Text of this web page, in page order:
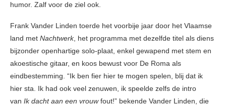
humor. Zalf voor de ziel ook.
Frank Vander Linden toerde het voorbije jaar door het Vlaamse
land met Nachtwerk, het programma met dezelfde titel als diens
bijzonder openhartige solo-plaat, enkel gewapend met stem en
akoestische gitaar, en koos bewust voor De Roma als
eindbestemming. “Ik ben fier hier te mogen spelen, blij dat ik
hier sta. Ik had ook veel zenuwen, ik speelde zelfs de intro
van Ik dacht aan een vrouwfout!” bekende Vander Linden, die